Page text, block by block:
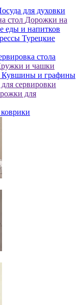
для духовки
стол Дорожки на
еды и напитков
Турецкие
стола
и чашки
Кувшины и графины
сервировки
для